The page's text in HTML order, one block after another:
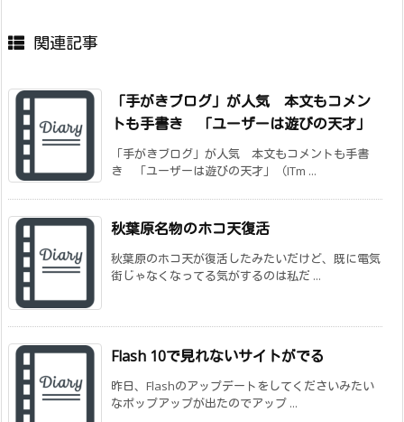
関連記事
「手がきブログ」が人気 本文もコメン
トも手書き 「ユーザーは遊びの天才」
「手がきブログ」が人気 本文もコメントも手書
き 「ユーザーは遊びの天才」（ITm ...
秋葉原名物のホコ天復活
秋葉原のホコ天が復活したみたいだけど、既に電気
街じゃなくなってる気がするのは私だ ...
Flash 10で見れないサイトがでる
昨日、Flashのアップデートをしてくださいみたい
なポップアップが出たのでアップ ...